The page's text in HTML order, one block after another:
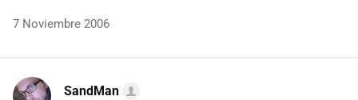
7 Noviembre 2006
SandMan